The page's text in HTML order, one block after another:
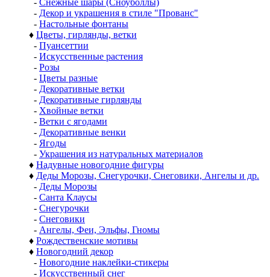
- Снежные шары (Сноуболлы)
- Декор и украшения в стиле "Прованс"
- Настольные фонтаны
♦ Цветы, гирлянды, ветки
- Пуансеттии
- Искусственные растения
- Розы
- Цветы разные
- Декоративные ветки
- Декоративные гирлянды
- Хвойные ветки
- Ветки с ягодами
- Декоративные венки
- Ягоды
- Украшения из натуральных материалов
♦ Надувные новогодние фигуры
♦ Деды Морозы, Снегурочки, Снеговики, Ангелы и др.
- Деды Морозы
- Санта Клаусы
- Снегурочки
- Снеговики
- Ангелы, Феи, Эльфы, Гномы
♦ Рождественские мотивы
♦ Новогодний декор
- Новогодние наклейки-стикеры
- Искусственный снег